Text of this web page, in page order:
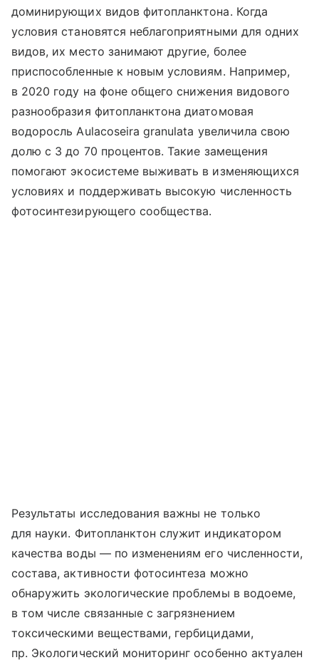
доминирующих видов фитопланктона. Когда
условия становятся неблагоприятными для одних
видов, их место занимают другие, более
приспособленные к новым условиям. Например,
в 2020 году на фоне общего снижения видового
разнообразия фитопланктона диатомовая
водоросль Aulacoseira granulata увеличила свою
долю с 3 до 70 процентов. Такие замещения
помогают экосистеме выживать в изменяющихся
условиях и поддерживать высокую численность
фотосинтезирующего сообщества.
Результаты исследования важны не только
для науки. Фитопланктон служит индикатором
качества воды — по изменениям его численности,
состава, активности фотосинтеза можно
обнаружить экологические проблемы в водоеме,
в том числе связанные с загрязнением
токсическими веществами, гербицидами,
пр. Экологический мониторинг особенно актуален